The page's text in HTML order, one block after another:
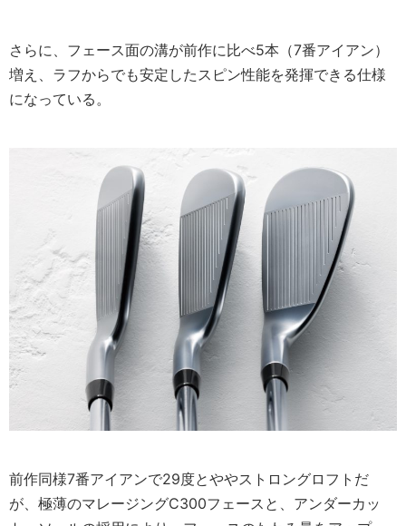
さらに、フェース面の溝が前作に比べ5本（7番アイアン）
増え、ラフからでも安定したスピン性能を発揮できる仕様
になっている。
前作同様7番アイアンで29度とややストロングロフトだ
が、極薄のマレージングC300フェースと、アンダーカッ